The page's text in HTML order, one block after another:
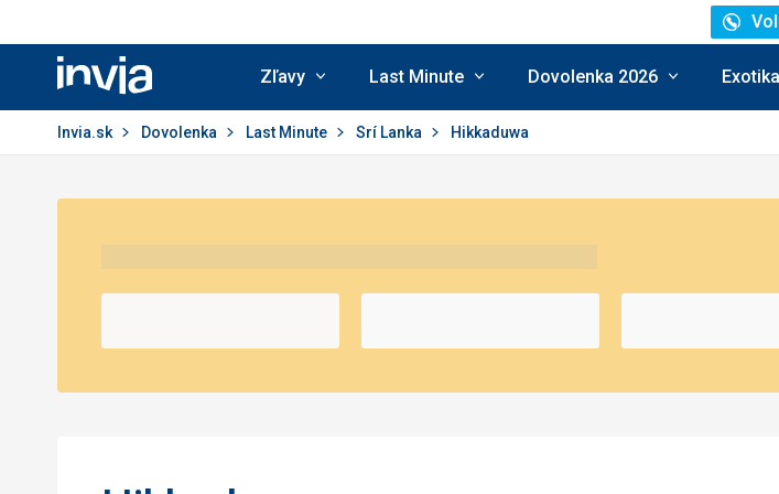
Invia.sk
Zľavy Last Minute Dovolenka 2026
Invia.sk Dovolenka Last Minute Srí Lanka Hikkaduwa